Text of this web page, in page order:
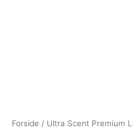
Forside / Ultra Scent Premium